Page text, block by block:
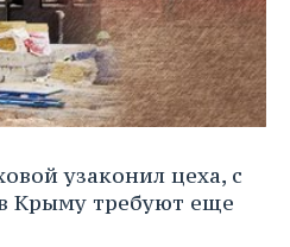
узаконил цеха, с
Крыму требуют еще